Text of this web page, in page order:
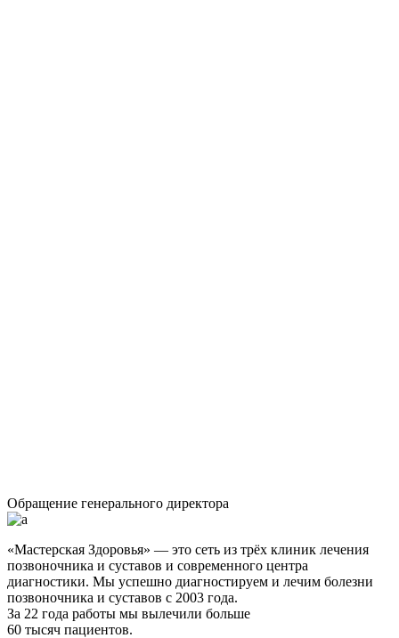
Обращение генерального директора
«Мастерская Здоровья» — это сеть из трёх клиник лечения
позвоночника и суставов и современного центра
диагностики. Мы успешно диагностируем и лечим болезни
позвоночника и суставов с 2003 года.
За 22 года работы мы вылечили больше
60 тысяч пациентов.